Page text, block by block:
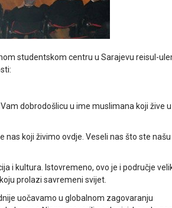
studentskom centru u Sarajevu reisul-
dobrodošlicu u ime muslimana koji žive u
koji živimo ovdje. Veseli nas što ste našu
i kultura. Istovremeno, ovo je i područje
prolazi savremeni svijet.
uočavamo u globalnom zagovaranju